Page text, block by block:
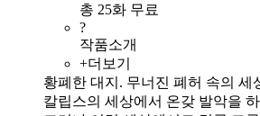
총 25화 무료
?
작품소개
+더보기
황폐한 대지. 무너진 폐허 속의 세
칼립스의 세상에서 온갖 발악을